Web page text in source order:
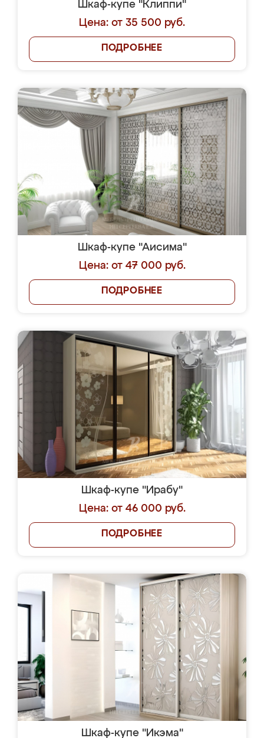
Шкаф-купе "Клиппи"
Цена: от 35 500 руб.
ПОДРОБНЕЕ
Шкаф-купе "Аисима"
Цена: от 47 000 руб.
ПОДРОБНЕЕ
Шкаф-купе "Ирабу"
Цена: от 46 000 руб.
ПОДРОБНЕЕ
Шкаф-купе "Икэма"